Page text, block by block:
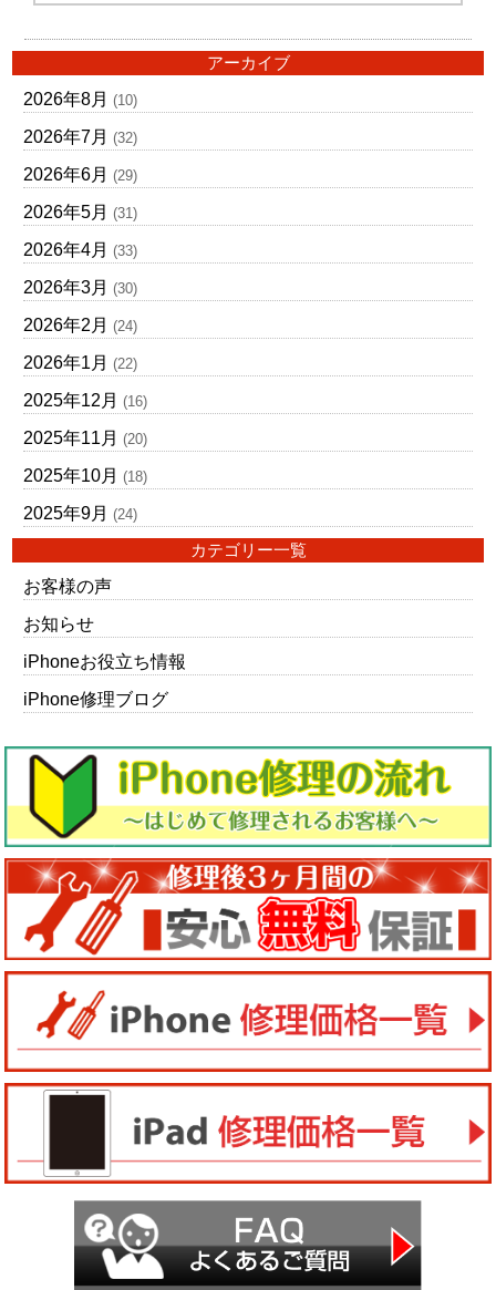
アーカイブ
2026年8月 (10)
2026年7月 (32)
2026年6月 (29)
2026年5月 (31)
2026年4月 (33)
2026年3月 (30)
2026年2月 (24)
2026年1月 (22)
2025年12月 (16)
2025年11月 (20)
2025年10月 (18)
2025年9月 (24)
カテゴリー一覧
お客様の声
お知らせ
iPhoneお役立ち情報
iPhone修理ブログ